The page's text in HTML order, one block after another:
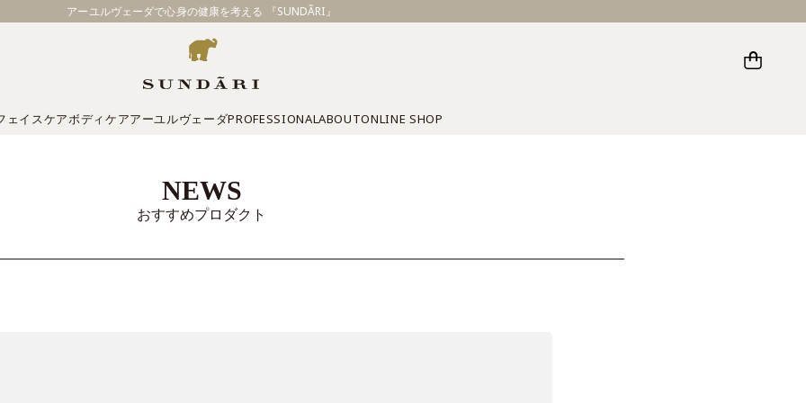
アーユルヴェーダで心身の健康を考える 『SUNDÃRI』
ェイスケアボディケアアーユルヴェーダPROFESSIONALABOUTONLINE SHOP
NEWS
おすすめプロダクト